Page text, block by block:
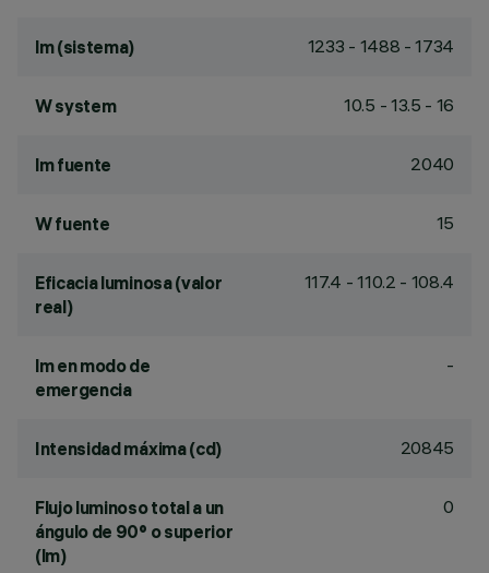
lm (sistema) 1233 - 1488 - 1734
W system 10.5 - 13.5 - 16
lm fuente 2040
W fuente 15
Eficacia luminosa (valor
real)
117.4 - 110.2 - 108.4
lm en modo de
emergencia
-
Intensidad máxima (cd) 20845
Flujo luminoso total a un
ángulo de 90° o superior
(lm)
0